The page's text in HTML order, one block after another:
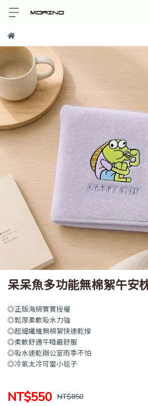
呆呆魚多功能無棉絮午安
◎正版海綿寶寶授權
◎鬆厚柔軟吸水力強
◎超細纖維無棉絮快速乾燥
◎柔軟舒適午睡最舒服
◎吸水速乾辦公室雨季不怕
◎冷氣太冷可當小毯子
NT$550 NT$850